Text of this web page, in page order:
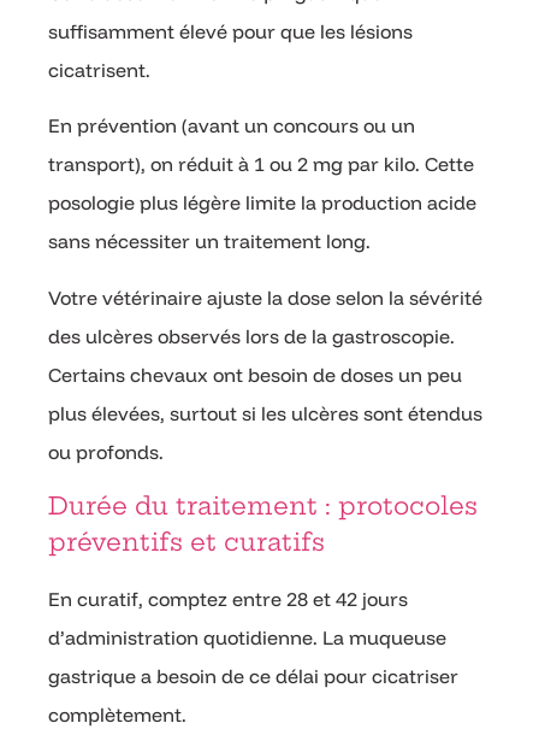
suffisamment élevé pour que les lésions
cicatrisent.
En prévention (avant un concours ou un
transport), on réduit à 1 ou 2 mg par kilo. Cette
posologie plus légère limite la production acide
sans nécessiter un traitement long.
Votre vétérinaire ajuste la dose selon la sévérité
des ulcères observés lors de la gastroscopie.
Certains chevaux ont besoin de doses un peu
plus élevées, surtout si les ulcères sont étendus
ou profonds.
Durée du traitement : protocoles
préventifs et curatifs
En curatif, comptez entre 28 et 42 jours
d’administration quotidienne. La muqueuse
gastrique a besoin de ce délai pour cicatriser
complètement.